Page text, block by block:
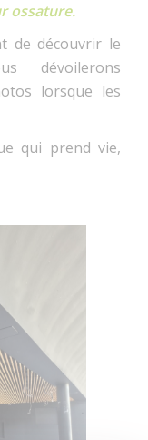
ossature.
de découvrir le
dévoilerons
lorsque les
qui prend vie,